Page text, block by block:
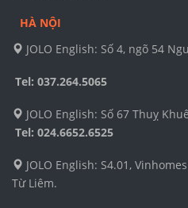
HÀ NỘI
JOLO English: Số 4, ngõ 54
Tel: 037.264.5065
JOLO English: Số 67 Thuỵ
Tel: 024.6652.6525
JOLO English: S4.01,
Từ Liêm.